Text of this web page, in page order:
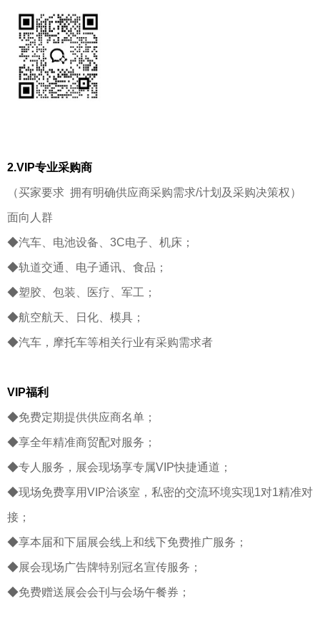
2.VIP专业采购商
（买家要求 拥有明确供应商采购需求/计划及采购决策权）
面向人群
◆汽车、电池设备、3C电子、机床；
◆轨道交通、电子通讯、食品；
◆塑胶、包装、医疗、军工；
◆航空航天、日化、模具；
◆汽车，摩托车等相关行业有采购需求者
VIP福利
◆免费定期提供供应商名单；
◆享全年精准商贸配对服务；
◆专人服务，展会现场享专属VIP快捷通道；
◆现场免费享用VIP洽谈室，私密的交流环境实现1对1精准对
接；
◆享本届和下届展会线上和线下免费推广服务；
◆展会现场广告牌特别冠名宣传服务；
◆免费赠送展会会刊与会场午餐券；